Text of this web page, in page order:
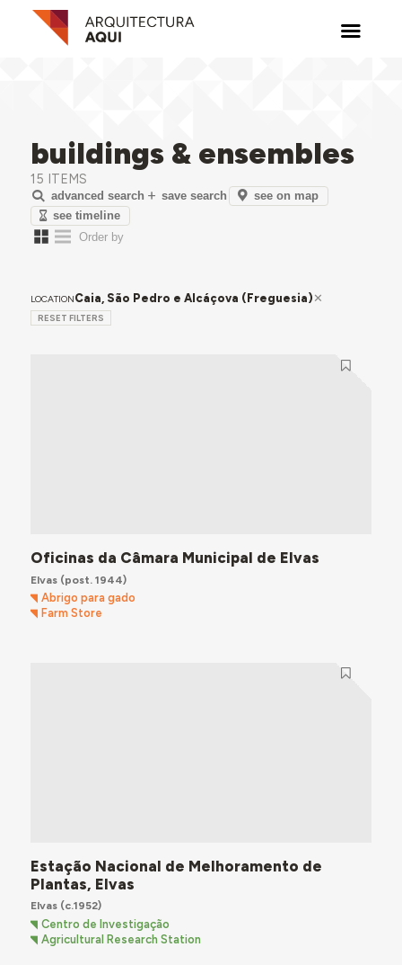
buildings & ensembles
15 ITEMS
advanced search save search
see on map
see timeline
LOCATIONCaia, São Pedro e Alcáçova (Freguesia)
RESET FILTERS
Oficinas da Câmara Municipal de Elvas
Elvas(post. 1944)
Abrigo para gado
Farm Store
Estação Nacional de Melhoramento de
Plantas, Elvas
Elvas(c.1952)
Centro de Investigação
Agricultural Research Station